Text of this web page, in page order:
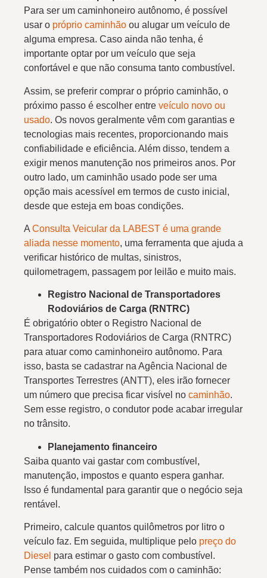
Para ser um caminhoneiro autônomo, é possível
usar o próprio caminhão ou alugar um veículo de
alguma empresa. Caso ainda não tenha, é
importante optar por um veículo que seja
confortável e que não consuma tanto combustível.
Assim, se preferir comprar o próprio caminhão, o
próximo passo é escolher entre veículo novo ou
usado. Os novos geralmente vêm com garantias e
tecnologias mais recentes, proporcionando mais
confiabilidade e eficiência. Além disso, tendem a
exigir menos manutenção nos primeiros anos. Por
outro lado, um caminhão usado pode ser uma
opção mais acessível em termos de custo inicial,
desde que esteja em boas condições.
A Consulta Veicular da LABEST é uma grande
aliada nesse momento, uma ferramenta que ajuda a
verificar histórico de multas, sinistros,
quilometragem, passagem por leilão e muito mais.
Registro Nacional de Transportadores
Rodoviários de Carga (RNTRC)
É obrigatório obter o Registro Nacional de
Transportadores Rodoviários de Carga (RNTRC)
para atuar como caminhoneiro autônomo. Para
isso, basta se cadastrar na Agência Nacional de
Transportes Terrestres (ANTT), eles irão fornecer
um número que precisa ficar visível no caminhão.
Sem esse registro, o condutor pode acabar irregular
no trânsito.
Planejamento financeiro
Saiba quanto vai gastar com combustível,
manutenção, impostos e quanto espera ganhar.
Isso é fundamental para garantir que o negócio seja
rentável.
Primeiro, calcule quantos quilômetros por litro o
veículo faz. Em seguida, multiplique pelo preço do
Diesel para estimar o gasto com combustível.
Pense também nos cuidados com o caminhão: